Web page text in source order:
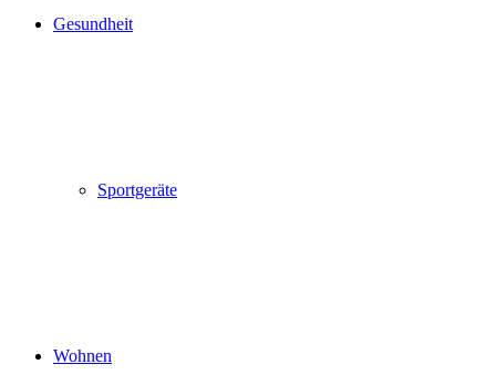
Gesundheit
Sportgeräte
Wohnen